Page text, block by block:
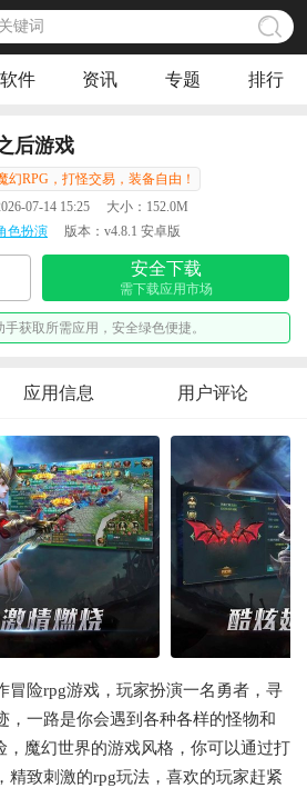
软件 资讯 专题 排行
后游戏
幻RPG，打怪交易，装备自由！
07-14 15:25 大小： 152.0M
色扮演 版本： v4.8.1 安卓版
安全下载
需下载应用市场
获取所需应用，安全绿色便捷。
应用信息 用户评论
冒险rpg游戏，玩家扮演一名勇者，寻
，一路是你会遇到各种各样的怪物和
，魔幻世界的游戏风格，你可以通过打
精致刺激的rpg玩法，喜欢的玩家赶紧